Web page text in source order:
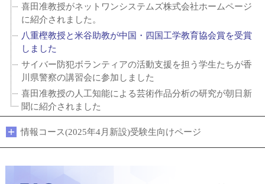
喜田准教授がネットワンシステムズ株式会社ホームページ
に紹介されました。
八重樫教授と米谷助教が中国・四国工学教育協会賞を受賞
しました
サイバー防犯ボランティアの活動支援を担う学生たちが香
川県警察の講習会に参加しました
喜田准教授の人工知能による芸術作品分析の研究が朝日新
聞に紹介されました
情報コース(2025年4月新設)受験生向けページ